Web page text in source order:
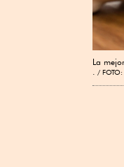
La
.
FOTO: